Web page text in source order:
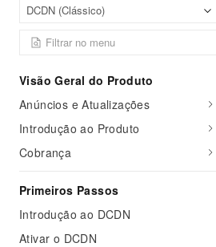
DCDN (Clássico)
Visão Geral do Produto
Anúncios e Atualizações
Introdução ao Produto
Cobrança
Primeiros Passos
Introdução ao DCDN
Ativar o DCDN